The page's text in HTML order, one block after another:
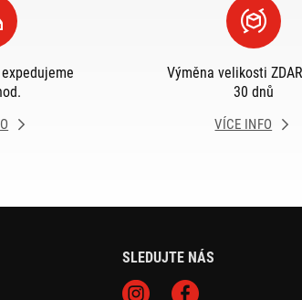
Výměna velikosti
30 dnů
VÍCE INFO
SLEDUJTE NÁS